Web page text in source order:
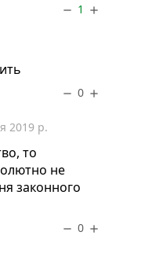
remove 1 add
remove 0 add
2019 р.
то
не
законного
remove 0 add